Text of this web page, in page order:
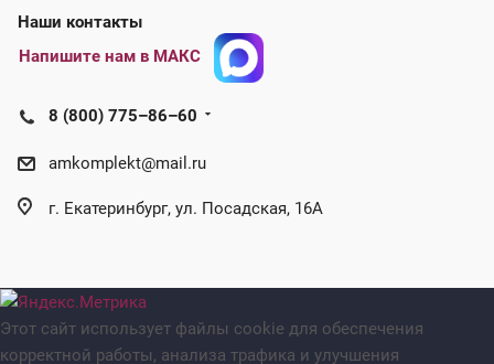
Наши контакты
Напишите нам в МАКС
8 (800) 775–86–60
amkomplekt@mail.ru
г. Екатеринбург, ул. Посадская, 16А
Этот сайт использует файлы cookie для обеспечения
корректной работы, анализа трафика и улучшения